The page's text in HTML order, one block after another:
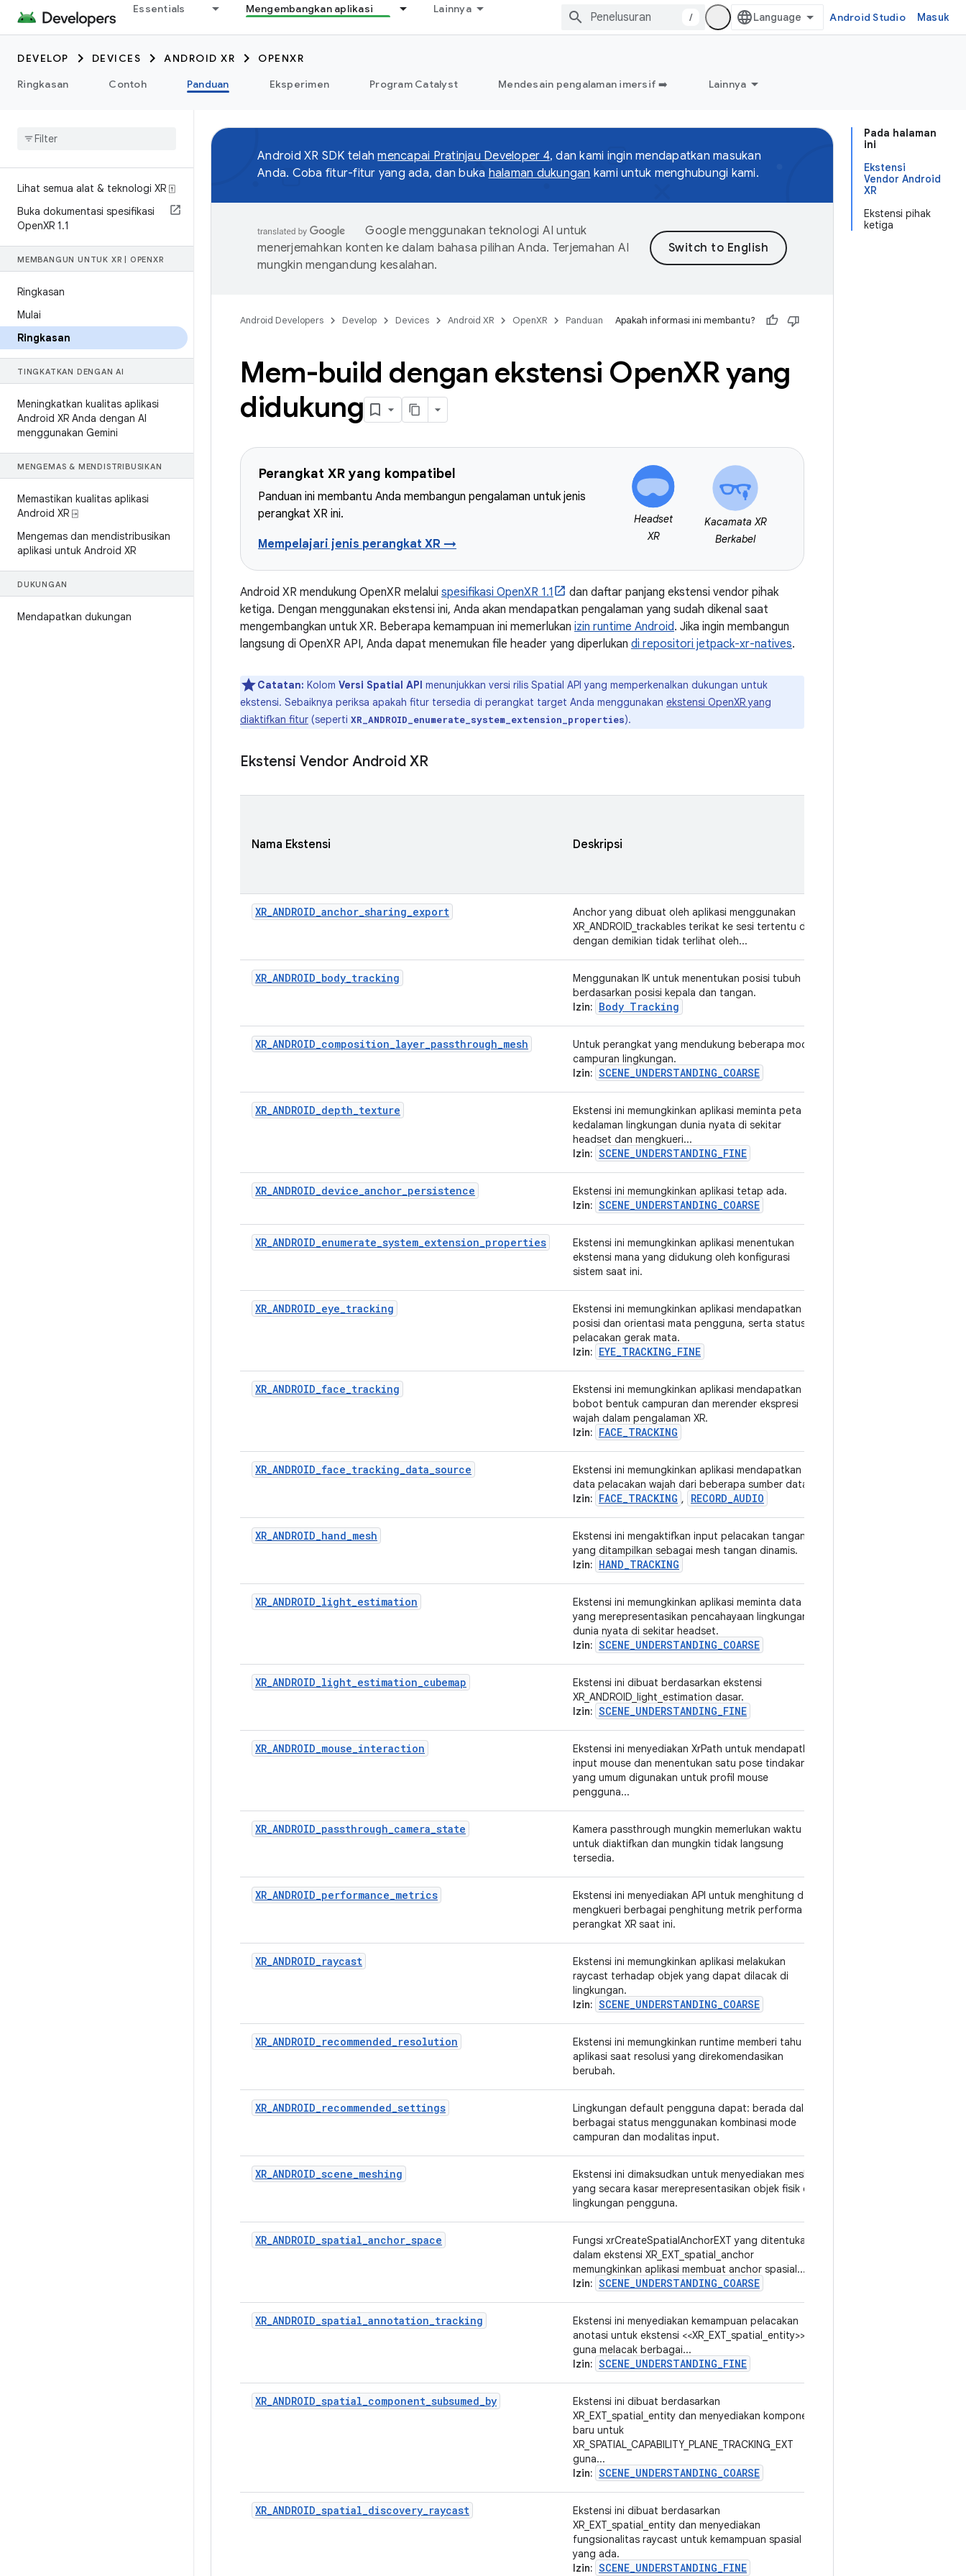
Essentials Mengembangkan aplikasi Lainnya
/ Android Studio Masuk
DEVELOP DEVICES ANDROID XR
OPENXR
Ringkasan
Contoh Panduan Eksperimen Program Catalyst Mendesain pengalaman imersif ➡️ Lainnya
Lihat semua alat & teknologi XR ⍐
Buka dokumentasi spesifikasi
OpenXR 1.1
MEMBANGUN UNTUK XR OPENXR
Ringkasan
Mulai
Ringkasan
TINGKATKAN DENGAN AI
Meningkatkan kualitas aplikasi
Android XR Anda dengan AI
menggunakan Gemini
MENGEMAS & MENDISTRIBUSIKAN
Memastikan kualitas aplikasi
Android XR ⍈
Mengemas dan mendistribusikan
aplikasi untuk Android XR
DUKUNGAN
Mendapatkan dukungan
Pada halaman
ini
Ekstensi
Vendor Android
XR
Ekstensi pihak
ketiga
Android XR SDK telahmencapai Pratinjau Developer 4, dan kami ingin mendapatkan masukan
Anda. Coba fitur-fitur yang ada, dan buka halaman dukungan kami untuk menghubungi kami.
Google menggunakan teknologi AI untuk
menerjemahkan konten ke dalam bahasa pilihan Anda. Terjemahan AI
mungkin mengandung kesalahan.
Android Developers Develop Devices Android XR OpenXR Panduan Apakah informasi ini membantu?
Mem-build dengan ekstensi OpenXR yang
didukung
Perangkat XR yang kompatibel
Panduan ini membantu Anda membangun pengalaman untuk jenis
perangkat XR ini.
Mempelajari jenis perangkat XR →
Headset
XR
Kacamata XR
Berkabel
Android XR mendukung OpenXR melalui spesifikasi OpenXR 1.1
dan daftar panjang ekstensi vendor pihak
ketiga. Dengan menggunakan ekstensi ini, Anda akan mendapatkan pengalaman yang sudah dikenal saat
mengembangkan untuk XR. Beberapa kemampuan ini memerlukan izin runtime Android. Jika ingin membangun
langsung di OpenXR API, Anda dapat menemukan file header yang diperlukan di repositori jetpack-xr-natives.
Catatan: Kolom Versi Spatial API menunjukkan versi rilis Spatial API yang memperkenalkan dukungan untuk
ekstensi. Sebaiknya periksa apakah fitur tersedia di perangkat target Anda menggunakan ekstensi OpenXR yang
diaktifkan fitur (seperti XR_ANDROID_enumerate_system_extension_properties).
Ekstensi Vendor Android XR
Nama Ekstensi Deskripsi
XR_ANDROID_anchor_sharing_export
Anchor yang dibuat oleh aplikasi menggunakan
XR_ANDROID_trackables terikat ke sesi tertentu dan
dengan demikian tidak terlihat oleh...
XR_ANDROID_body_tracking
Menggunakan IK untuk menentukan posisi tubuh
berdasarkan posisi kepala dan tangan.
Izin: Body Tracking
XR_ANDROID_composition_layer_passthrough_mesh
Untuk perangkat yang mendukung beberapa mode
campuran lingkungan.
Izin: SCENE_UNDERSTANDING_COARSE
XR_ANDROID_depth_texture
Ekstensi ini memungkinkan aplikasi meminta peta
kedalaman lingkungan dunia nyata di sekitar
headset dan mengkueri...
Izin: SCENE_UNDERSTANDING_FINE
XR_ANDROID_device_anchor_persistence
Ekstensi ini memungkinkan aplikasi tetap ada.
Izin: SCENE_UNDERSTANDING_COARSE
XR_ANDROID_enumerate_system_extension_properties
Ekstensi ini memungkinkan aplikasi menentukan
ekstensi mana yang didukung oleh konfigurasi
sistem saat ini.
XR_ANDROID_eye_tracking
Ekstensi ini memungkinkan aplikasi mendapatkan
posisi dan orientasi mata pengguna, serta status
pelacakan gerak mata.
Izin: EYE_TRACKING_FINE
XR_ANDROID_face_tracking
Ekstensi ini memungkinkan aplikasi mendapatkan
bobot bentuk campuran dan merender ekspresi
wajah dalam pengalaman XR.
Izin: FACE_TRACKING
XR_ANDROID_face_tracking_data_source
Ekstensi ini memungkinkan aplikasi mendapatkan
data pelacakan wajah dari beberapa sumber data.
Izin: FACE_TRACKING , RECORD_AUDIO
XR_ANDROID_hand_mesh
Ekstensi ini mengaktifkan input pelacakan tangan
yang ditampilkan sebagai mesh tangan dinamis.
Izin: HAND_TRACKING
XR_ANDROID_light_estimation
Ekstensi ini memungkinkan aplikasi meminta data
yang merepresentasikan pencahayaan lingkungan
dunia nyata di sekitar headset.
Izin: SCENE_UNDERSTANDING_COARSE
XR_ANDROID_light_estimation_cubemap
Ekstensi ini dibuat berdasarkan ekstensi
XR_ANDROID_light_estimation dasar.
Izin: SCENE_UNDERSTANDING_FINE
XR_ANDROID_mouse_interaction
Ekstensi ini menyediakan XrPath untuk mendapatkan
input mouse dan menentukan satu pose tindakan
yang umum digunakan untuk profil mouse
pengguna...
XR_ANDROID_passthrough_camera_state
Kamera passthrough mungkin memerlukan waktu
untuk diaktifkan dan mungkin tidak langsung
tersedia.
XR_ANDROID_performance_metrics
Ekstensi ini menyediakan API untuk menghitung dan
mengkueri berbagai penghitung metrik performa
perangkat XR saat ini.
XR_ANDROID_raycast
Ekstensi ini memungkinkan aplikasi melakukan
raycast terhadap objek yang dapat dilacak di
lingkungan.
Izin: SCENE_UNDERSTANDING_COARSE
XR_ANDROID_recommended_resolution
Ekstensi ini memungkinkan runtime memberi tahu
aplikasi saat resolusi yang direkomendasikan
berubah.
XR_ANDROID_recommended_settings
Lingkungan default pengguna dapat: berada dalam
berbagai status menggunakan kombinasi mode
campuran dan modalitas input.
XR_ANDROID_scene_meshing
Ekstensi ini dimaksudkan untuk menyediakan mesh
yang secara kasar merepresentasikan objek fisik di
lingkungan pengguna.
XR_ANDROID_spatial_anchor_space
Fungsi xrCreateSpatialAnchorEXT yang ditentukan
dalam ekstensi XR_EXT_spatial_anchor
memungkinkan aplikasi membuat anchor spasial...
Izin: SCENE_UNDERSTANDING_COARSE
XR_ANDROID_spatial_annotation_tracking
Ekstensi ini menyediakan kemampuan pelacakan
anotasi untuk ekstensi <<XR_EXT_spatial_entity>>
guna melacak berbagai...
Izin: SCENE_UNDERSTANDING_FINE
XR_ANDROID_spatial_component_subsumed_by
Ekstensi ini dibuat berdasarkan
XR_EXT_spatial_entity dan menyediakan komponen
baru untuk
XR_SPATIAL_CAPABILITY_PLANE_TRACKING_EXT
guna...
Izin: SCENE_UNDERSTANDING_COARSE
XR_ANDROID_spatial_discovery_raycast
Ekstensi ini dibuat berdasarkan
XR_EXT_spatial_entity dan menyediakan
fungsionalitas raycast untuk kemampuan spasial
yang ada.
Izin: SCENE_UNDERSTANDING_FINE